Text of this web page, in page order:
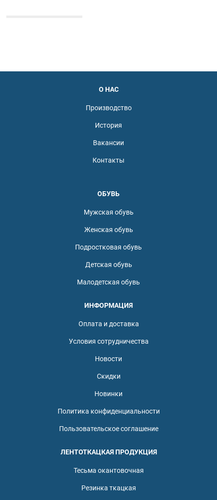
О НАС
Производство
История
Вакансии
Контакты
ОБУВЬ
Мужская обувь
Женская обувь
Подростковая обувь
Детская обувь
Малодетская обувь
ИНФОРМАЦИЯ
Оплата и доставка
Условия сотрудничества
Новости
Скидки
Новинки
Политика конфиденциальности
Пользовательское соглашение
ЛЕНТОТКАЦКАЯ ПРОДУКЦИЯ
Тесьма окантовочная
Резинка ткацкая